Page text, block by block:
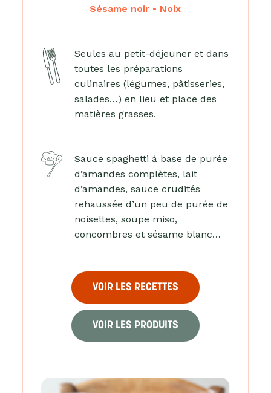
Sésame noir • Noix
Seules au petit-déjeuner et dans
toutes les préparations
culinaires (légumes, pâtisseries,
salades…) en lieu et place des
matières grasses.
Sauce spaghetti à base de purée
d’amandes complètes, lait
d’amandes, sauce crudités
rehaussée d’un peu de purée de
noisettes, soupe miso,
concombres et sésame blanc…
VOIR LES RECETTES
VOIR LES PRODUITS